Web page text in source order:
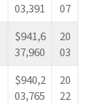
03,391
07
$941,6
37,960
20
03
$940,2
03,765
20
22